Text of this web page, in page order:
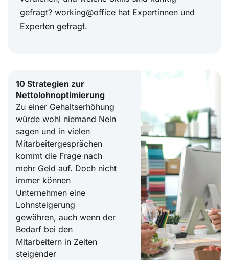
gefragt? working@office hat Expertinnen und
Experten gefragt.
10 Strategien zur
Nettolohnoptimierung
Zu einer Gehaltserhöhung
würde wohl niemand Nein
sagen und in vielen
Mitarbeitergesprächen
kommt die Frage nach
mehr Geld auf. Doch nicht
immer können
Unternehmen eine
Lohnsteigerung
gewähren, auch wenn der
Bedarf bei den
Mitarbeitern in Zeiten
steigender